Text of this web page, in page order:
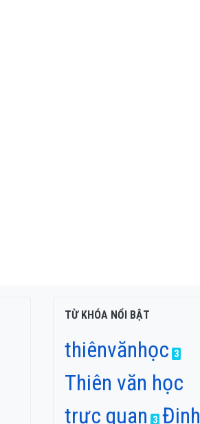
TỪ KHÓA NỔI BẬT
thiênvănhọc 3
Thiên văn học
trực quan
3 Đinh